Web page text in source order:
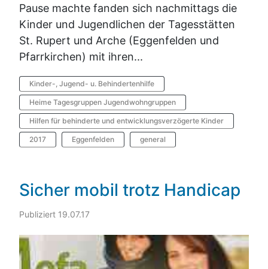
Pause machte fanden sich nachmittags die
Kinder und Jugendlichen der Tagesstätten
St. Rupert und Arche (Eggenfelden und
Pfarrkirchen) mit ihren...
Kinder-, Jugend- u. Behindertenhilfe
Heime Tagesgruppen Jugendwohngruppen
Hilfen für behinderte und entwicklungsverzögerte Kinder
2017 Eggenfelden general
Sicher mobil trotz Handicap
Publiziert 19.07.17